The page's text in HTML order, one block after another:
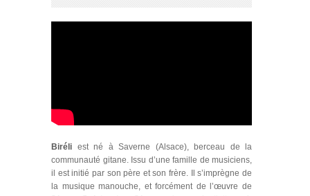
Biréli est né à Saverne (Alsace), berceau de la
communauté gitane. Issu d’une famille de musiciens,
il est initié par son père et son frère. Il s’imprègne de
la musique manouche, et forcément de l’œuvre de